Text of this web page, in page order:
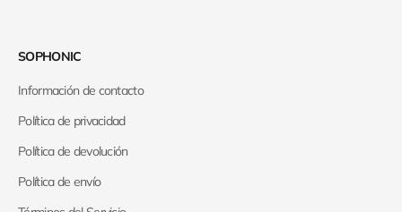
SOPHONIC
Información de contacto
Política de privacidad
Política de devolución
Política de envío